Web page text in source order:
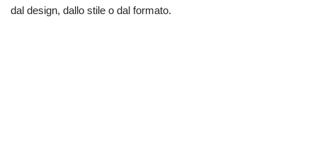
dal design, dallo stile o dal formato.